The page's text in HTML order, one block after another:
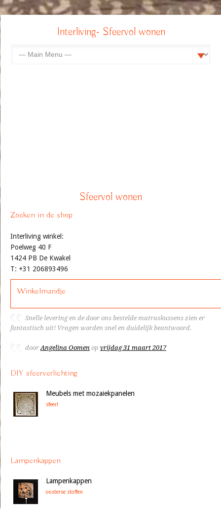
Interliving- Sfeervol wonen
Sfeervol wonen
Zoeken in de shop
Interliving winkel:
Poelweg 40 F
1424 PB De Kwakel
T: +31 206893496
Winkelmandje
Snelle levering en de door ons bestelde matraskussens zien er
fantastisch uit! Vragen worden snel en duidelijk beantwoord.
doorAngelina Oomen op vrijdag 31 maart 2017
DIY sfeerverlichting
Meubels met mozaiekpanelen
sfeer!
Lampenkappen
Lampenkappen
oosterse stoffen